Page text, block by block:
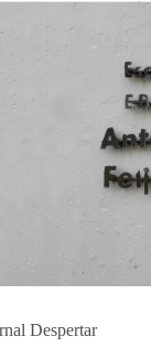
Despertar